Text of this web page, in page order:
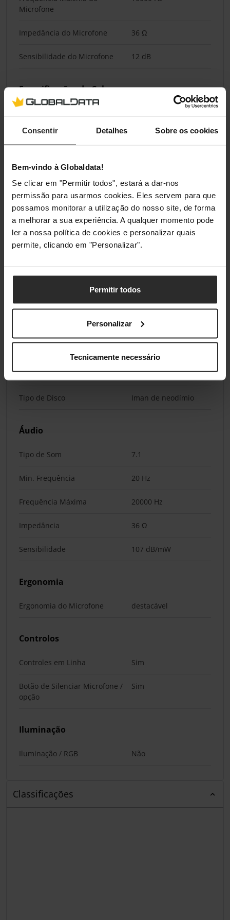
Consentir Detalhes Sobre os cookies
Bem-vindo à Globaldata!
Se clicar em "Permitir todos", estará a dar-nos
permissão para usarmos cookies. Eles servem para que
possamos monitorar a utilização do nosso site, de forma
a melhorar a sua experiência. A qualquer momento pode
ler a nossa política de cookies e personalizar quais
permite, clicando em "Personalizar".
Permitir todos
Personalizar
Tecnicamente necessário
Microfone
Impedância do Microfone 36 Ω
Sensibilidade do Microfone 12 dB
Especificações do Cabo
Portas Externas
Cabo Destacável
Características
Dobrável Sim
Bluetooth
Tamanho da Driver 40 mm
Tipo de Disco Iman de neodímio
Áudio
Tipo de Som 7.1
Min. Frequência 20 Hz
Frequência Máxima 20000 Hz
Impedância 36 Ω
Sensibilidade 107 dB/mW
Ergonomia
Ergonomia do Microfone destacável
Controlos
Controles em Linha Sim
Botão de Silenciar Microfone /
opção
Sim
Iluminação
Iluminação / RGB Não
Classificações